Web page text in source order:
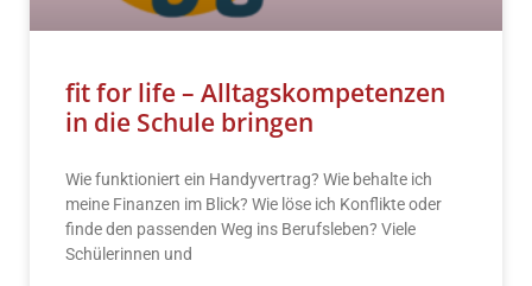
fit for life – Alltagskompetenzen
in die Schule bringen
Wie funktioniert ein Handyvertrag? Wie behalte ich
meine Finanzen im Blick? Wie löse ich Konflikte oder
finde den passenden Weg ins Berufsleben? Viele
Schülerinnen und